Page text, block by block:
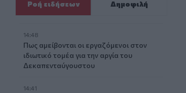
Ροή ειδήσεων Δημοφιλή
14:48
Πως αμείβονται οι εργαζόμενοι στον
ιδιωτικό τομέα για την αργία του
Δεκαπενταύγουστου
14:41